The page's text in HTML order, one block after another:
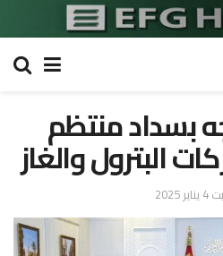
بسداد منتظم
البترول والغاز
2025